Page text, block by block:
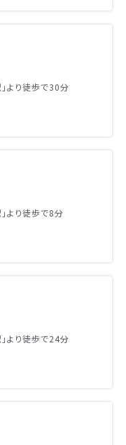
より徒歩で30分
より徒歩で8分
より徒歩で24分